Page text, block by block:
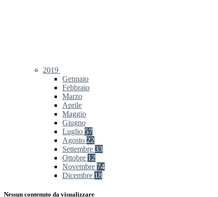
2019
Gennaio
Febbraio
Marzo
Aprile
Maggio
Giugno
Luglio 57
Agosto 22
Settembre 33
Ottobre 12
Novembre 74
Dicembre 18
Nessun contenuto da visualizzare